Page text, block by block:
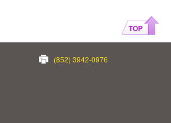
TOP
(852) 3942-0976